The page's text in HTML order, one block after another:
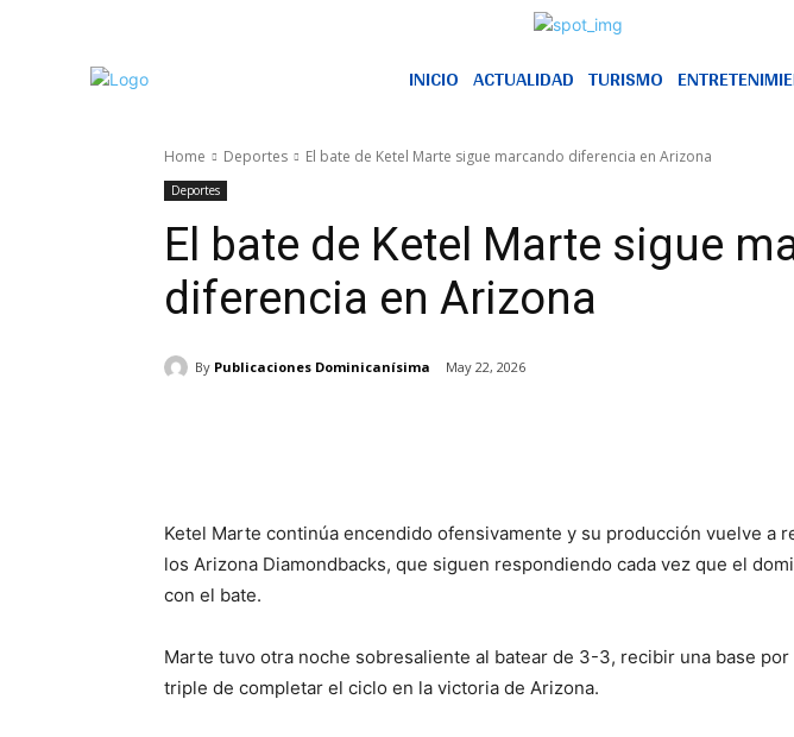
INICIO ACTUALIDAD TURISMO
Home Deportes El bate de Ketel Marte sigue marcando diferencia en Arizona
Deportes
El bate de Ketel Marte sigue
diferencia en Arizona
By Publicaciones Dominicanísima May 22, 2026
Ketel Marte continúa encendido ofensivamente y su producción vuelve a
los Arizona Diamondbacks, que siguen respondiendo cada vez que el
con el bate.
Marte tuvo otra noche sobresaliente al batear de 3-3, recibir una base por
triple de completar el ciclo en la victoria de Arizona.